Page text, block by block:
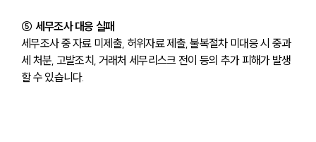
⑤ 세무조사 대응 실패
세무조사 중 자료 미제출, 허위자료 제출, 불복절차 미대응 시 중과
세 처분, 고발조치, 거래처 세무리스크 전이 등의 추가 피해가 발생
할 수 있습니다.